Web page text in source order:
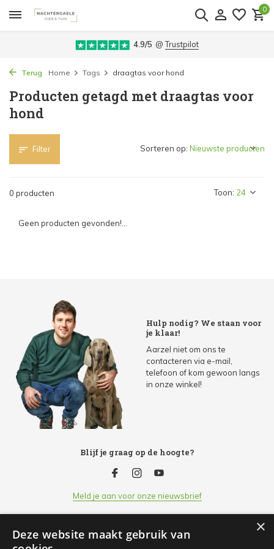
0
4.9/5 @Trustpilot
Terug Home Tags draagtas voor hond
Producten getagd met draagtas voor
hond
Filter
0 producten Toon:
Sorteren op:
Geen producten gevonden!...
Hulp nodig? We staan voor
je klaar!
Aarzel niet om ons te
contacteren via e-mail,
telefoon of kom gewoon langs
in onze winkel!
Blijf je graag op de hoogte?
Meld je aan voor onze nieuwsbrief
Klantenservice
×
Deze website maakt gebruik van